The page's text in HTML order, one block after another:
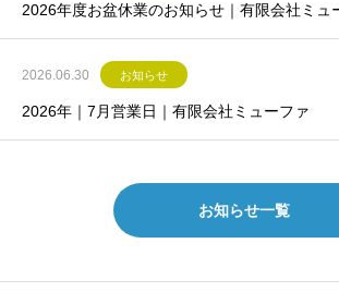
2026年度お盆休業のお知らせ｜有限会社ミュ
2026.06.30 お知らせ
2026年｜7月営業日｜有限会社ミューファ
お知らせ一覧